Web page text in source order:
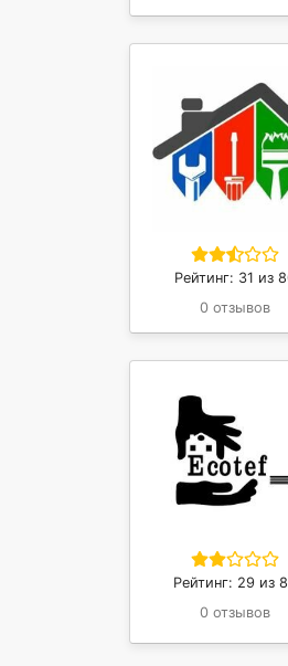
Рейтинг: 31 из
0 отзывов
Рейтинг: 29 из
0 отзывов